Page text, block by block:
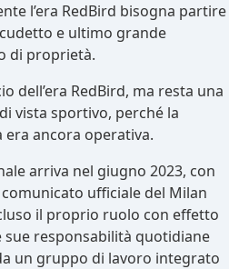
l’era RedBird bisogna partire
e ultimo grande
di proprietà.
dell’era RedBird, ma resta una
vista sportivo, perché la
ancora operativa.
arriva nel giugno 2023, con
ufficiale del Milan
il proprio ruolo con effetto
sue responsabilità quotidiane
un gruppo di lavoro integrato